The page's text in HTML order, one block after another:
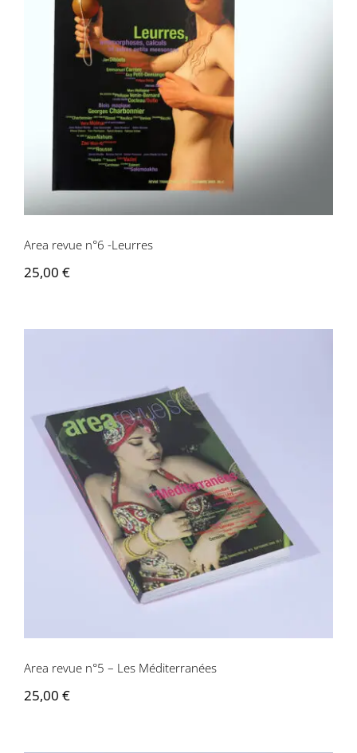
Area revue n°6 -Leurres
Area revue n°6 -Leurres
25,00 €
Area revue n°5 – Les Méditerranées
Area revue n°5 – Les Méditerranées
25,00 €